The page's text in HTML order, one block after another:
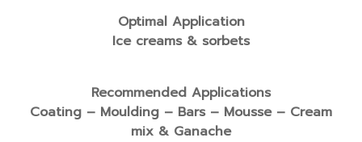
Optimal Application
Ice creams & sorbets
Recommended Applications
Coating – Moulding – Bars – Mousse – Cream
mix & Ganache